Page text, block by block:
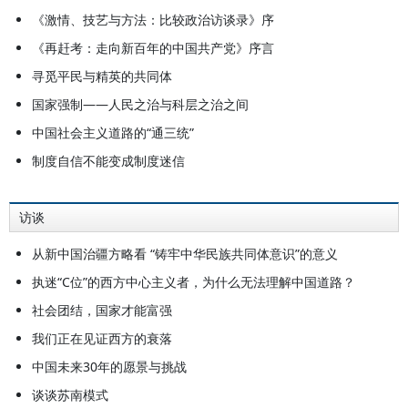
《激情、技艺与方法：比较政治访谈录》序
《再赶考：走向新百年的中国共产党》序言
寻觅平民与精英的共同体
国家强制——人民之治与科层之治之间
中国社会主义道路的“通三统”
制度自信不能变成制度迷信
访谈
从新中国治疆方略看 “铸牢中华民族共同体意识”的意义
执迷“C位”的西方中心主义者，为什么无法理解中国道路？
社会团结，国家才能富强
我们正在见证西方的衰落
中国未来30年的愿景与挑战
谈谈苏南模式